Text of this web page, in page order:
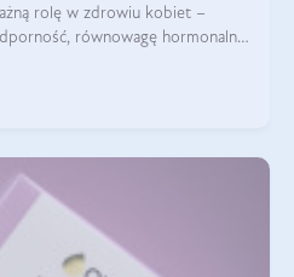
rolę w zdrowiu kobiet –
równowagę hormonalną
z